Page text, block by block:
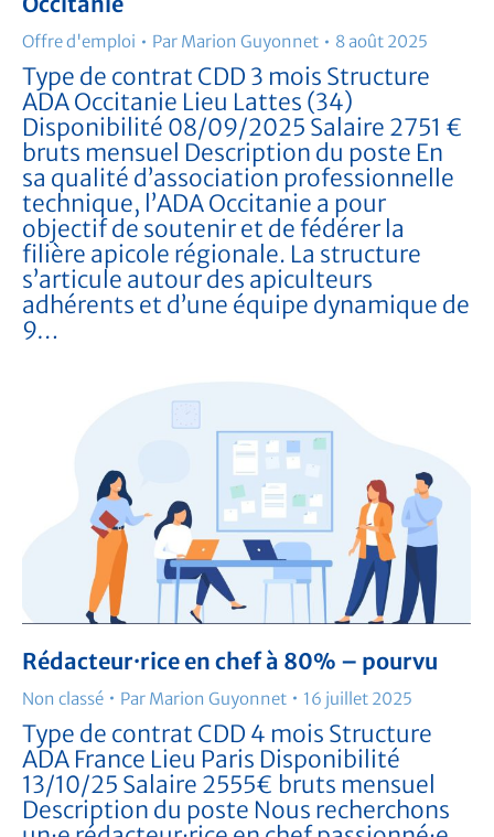
Offre d'emploi Par Marion Guyonnet 8 août 2025
Type de contrat CDD 3 mois Structure
ADA Occitanie Lieu Lattes (34)
Disponibilité 08/09/2025 Salaire 2751 €
bruts mensuel Description du poste En
sa qualité d’association professionnelle
technique, l’ADA Occitanie a pour
objectif de soutenir et de fédérer la
filière apicole régionale. La structure
s’articule autour des apiculteurs
adhérents et d’une équipe dynamique de
9…
Rédacteur·rice en chef à 80% – pourvu
Non classé Par Marion Guyonnet 16 juillet 2025
Type de contrat CDD 4 mois Structure
ADA France Lieu Paris Disponibilité
13/10/25 Salaire 2555€ bruts mensuel
Description du poste Nous recherchons